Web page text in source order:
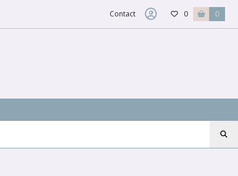
Contact 0 0